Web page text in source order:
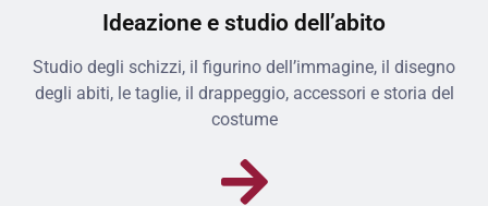
Ideazione e studio dell’abito
Studio degli schizzi, il figurino dell’immagine, il disegno
degli abiti, le taglie, il drappeggio, accessori e storia del
costume